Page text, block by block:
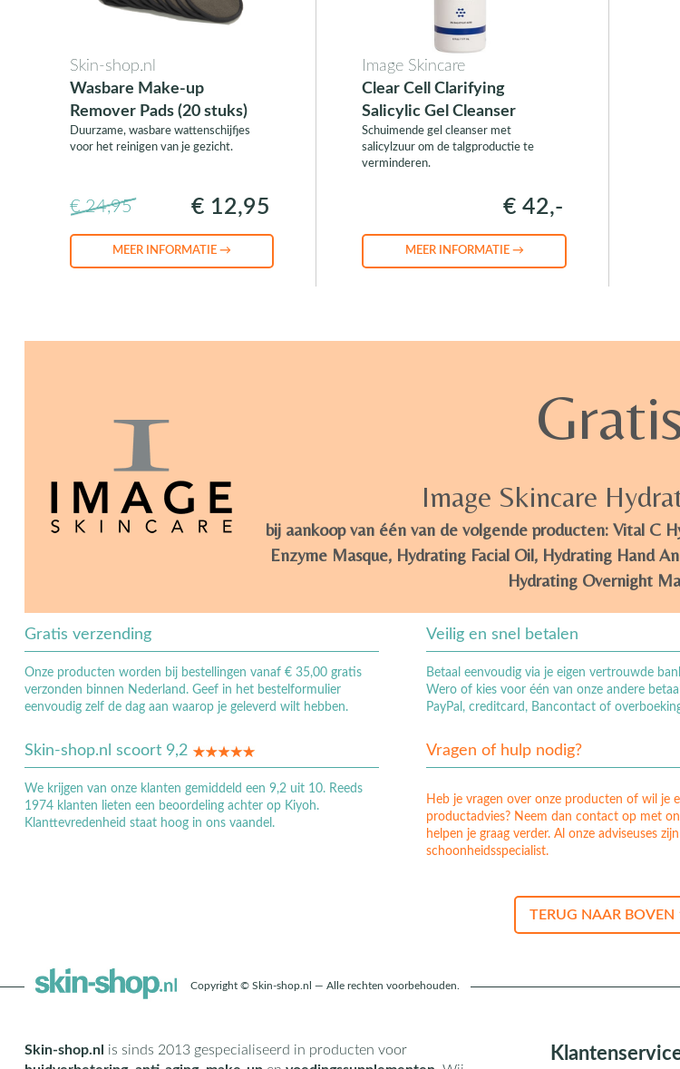
Skin-shop.nl
Wasbare Make-up
Remover Pads (20 stuks)
Duurzame, wasbare wattenschijfjes
voor het reinigen van je gezicht.
€ 24,95 € 12,95
MEER INFORMATIE →
Image Skincare
Clear Cell Clarifying
Salicylic Gel Cleanser
Schuimende gel cleanser met
salicylzuur om de talgproductie te
verminderen.
€ 42,-
MEER INFORMATIE →
Image Skincare
bij aankoop van één van de volgende producten: Vital C
Enzyme Masque, Hydrating Facial Oil, Hydrating Hand
Hydrating Overnight
Gratis verzending
Onze producten worden bij bestellingen vanaf € 35,00 gratis
verzonden binnen Nederland. Geef in het bestelformulier
eenvoudig zelf de dag aan waarop je geleverd wilt hebben.
Veilig en snel betalen
Betaal eenvoudig via je eigen vertrouwde
Wero of kies voor één van onze andere
PayPal, creditcard, Bancontact of
Skin-shop.nl scoort 9,2
We krijgen van onze klanten gemiddeld een 9,2 uit 10. Reeds
1974 klanten lieten een beoordeling achter op Kiyoh.
Klanttevredenheid staat hoog in ons vaandel.
Vragen of hulp nodig?
Heb je vragen over onze producten of wil je
productadvies? Neem dan contact op met
helpen je graag verder. Al onze adviseuses
schoonheidsspecialist.
TERUG NAAR BOVEN
Copyright © Skin-shop.nl — Alle rechten voorbehouden.
Skin-shop.nl is sinds 2013 gespecialiseerd in producten voor